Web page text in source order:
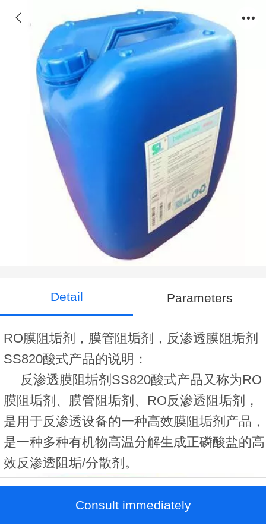
甘南RO阻垢剂批发，甘南酸式膜阻垢剂
SS820批发供应
Detail Parameters
RO膜阻垢剂，膜管阻垢剂，反渗透膜阻垢剂
SS820酸式产品的说明：
反渗透膜阻垢剂SS820酸式产品又称为RO
膜阻垢剂、膜管阻垢剂、RO反渗透阻垢剂，
是用于反渗透设备的一种高效膜阻垢剂产品，
是一种多种有机物高温分解生成正磷酸盐的高
效反渗透阻垢/分散剂。
Consult immediately